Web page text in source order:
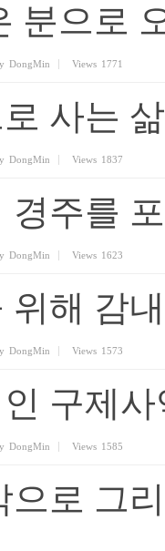
분으로
DongMin Views 1771
사는
DongMin Views 1837
경주를
DongMin Views 1623
위해 감
DongMin Views 1573
구제
DongMin Views 1585
으로 그